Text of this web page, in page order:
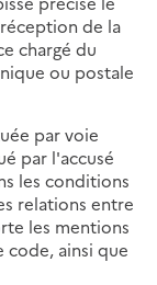
de la
chargé du
ou postale
par voie
par l'accusé
les conditions
relations entre
les mentions
code, ainsi que